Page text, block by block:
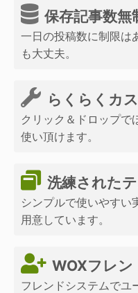
保存記事数無
一日の投稿数に制限は
も大丈夫。
らくらくカ
クリック＆ドロップで
使い頂けます。
洗練された
シンプルで使いやすい
用意しています。
WOXフレン
フレンドシステムでユ